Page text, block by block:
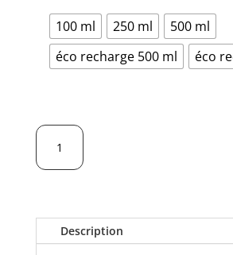
100 ml 250 ml
500 ml
éco recharge 500 ml
éco
quantité
Gel
-
Description